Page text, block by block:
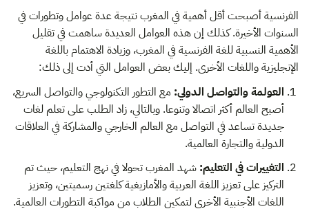
الفرنسية أصبحت أقل أهمية في المغرب نتيجة عدة عوامل وتطورات في
السنوات الأخيرة. كذلك إن هذه العوامل العديدة ساهمت في تقليل
الأهمية النسبية للغة الفرنسية في المغرب، وزيادة الاهتمام باللغة
الإنجليزية واللغات الأخرى. إليك بعض العوامل التي أدت إلى ذلك:
العولمة والتواصل الدولي: مع التطور التكنولوجي والتواصل السريع،
أصبح العالم أكثر اتصالا وتنوعا. وبالتالي، زاد الطلب على تعلم لغات
جديدة تساعد في التواصل مع العالم الخارجي والمشاركة في العلاقات
الدولية والتجارة العالمية.
التغييرات في التعليم:شهد المغرب تحولا في نهج التعليم، حيث تم
التركيز على تعزيز اللغة العربية والأمازيغية كلغتين رسميتين، وتعزيز
اللغات الأجنبية الأخرى لتمكين الطلاب من مواكبة التطورات العالمية.